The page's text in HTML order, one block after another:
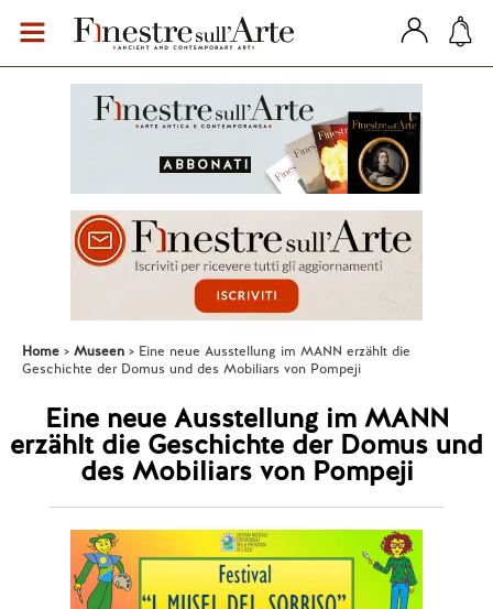
Home Museen
Eine neue Ausstellung im MANN erzählt die
Geschichte der Domus und des Mobiliars von Pompeji
Eine neue Ausstellung im MANN
erzählt die Geschichte der Domus und
des Mobiliars von Pompeji